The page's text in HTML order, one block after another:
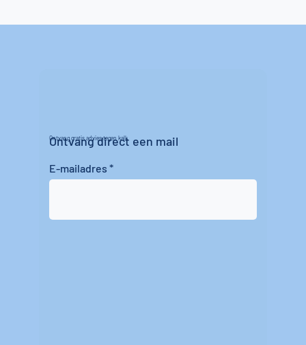
Ontvang gratis advies tegen kalk
Ontvang direct een mail
E-mailadres